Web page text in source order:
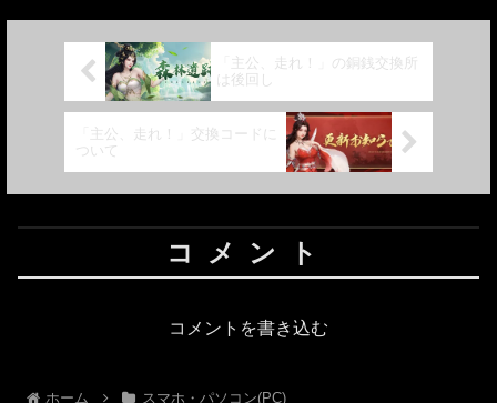
「主公、走れ！」の銅銭交換所
は後回し
「主公、走れ！」交換コードに
ついて
コメント
コメントを書き込む
ホーム スマホ・パソコン(PC)